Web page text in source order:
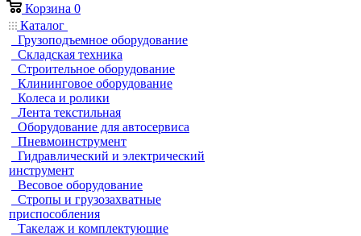
Корзина 0
Каталог
Грузоподъемное оборудование
Складская техника
Строительное оборудование
Клининговое оборудование
Колеса и ролики
Лента текстильная
Оборудование для автосервиса
Пневмоинструмент
Гидравлический и электрический
инструмент
Весовое оборудование
Стропы и грузозахватные
приспособления
Такелаж и комплектующие